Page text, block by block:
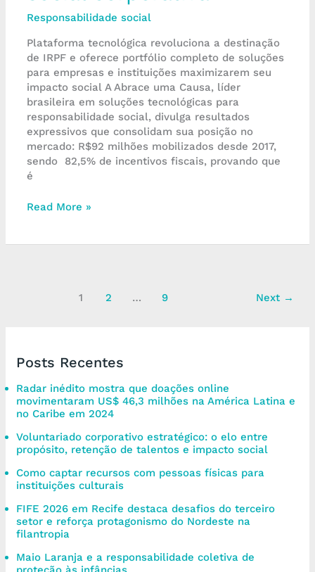
Responsabilidade social
Plataforma tecnológica revoluciona a destinação
de IRPF e oferece portfólio completo de soluções
para empresas e instituições maximizarem seu
impacto social A Abrace uma Causa, líder
brasileira em soluções tecnológicas para
responsabilidade social, divulga resultados
expressivos que consolidam sua posição no
mercado: R$92 milhões mobilizados desde 2017,
sendo 82,5% de incentivos fiscais, provando que
é
Read More »
1 2 … 9 Next →
Posts Recentes
Radar inédito mostra que doações online
movimentaram US$ 46,3 milhões na América Latina e
no Caribe em 2024
Voluntariado corporativo estratégico: o elo entre
propósito, retenção de talentos e impacto social
Como captar recursos com pessoas físicas para
instituições culturais
FIFE 2026 em Recife destaca desafios do terceiro
setor e reforça protagonismo do Nordeste na
filantropia
Maio Laranja e a responsabilidade coletiva de